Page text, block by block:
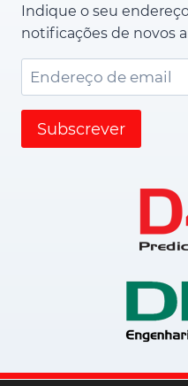
Indique o seu
notificações de novos
Endereço
de
email
Subscrever